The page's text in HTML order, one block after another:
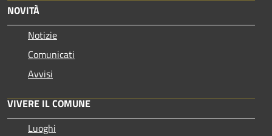
NOVITÀ
Notizie
Comunicati
Avvisi
VIVERE IL COMUNE
Luoghi